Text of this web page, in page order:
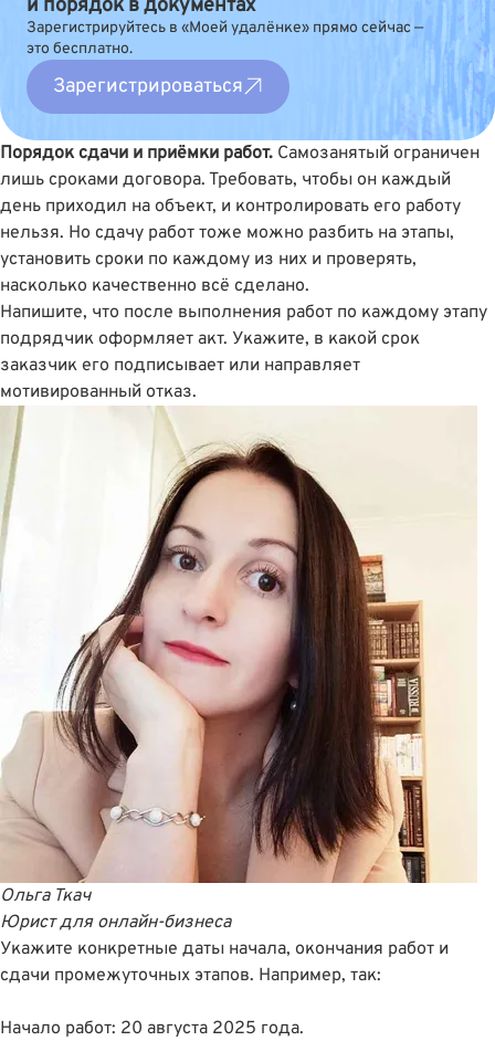
и порядок в документах
Зарегистрируйтесь в «Моей удалёнке» прямо сейчас —
это бесплатно.
Зарегистрироваться
Порядок сдачи и приëмки работ. Самозанятый ограничен
лишь сроками договора. Требовать, чтобы он каждый
день приходил на объект, и контролировать его работу
нельзя. Но сдачу работ тоже можно разбить на этапы,
установить сроки по каждому из них и проверять,
насколько качественно всё сделано.
Напишите, что после выполнения работ по каждому этапу
подрядчик оформляет акт. Укажите, в какой срок
заказчик его подписывает или направляет
мотивированный отказ.
Ольга Ткач
Юрист для онлайн-бизнеса
Укажите конкретные даты начала, окончания работ и
сдачи промежуточных этапов. Например, так:
Начало работ: 20 августа 2025 года.